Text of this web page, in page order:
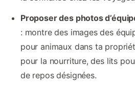
Proposer des photos
: montre des images des
pour animaux dans ta
pour la nourriture, des lits
de repos désignées.